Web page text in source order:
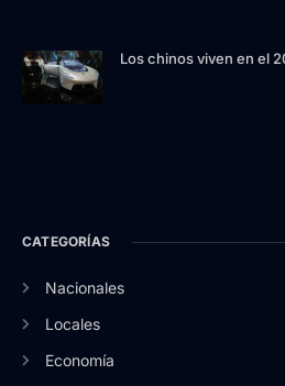
Los chinos viven en el
CATEGORÍAS
Nacionales
Locales
Economía